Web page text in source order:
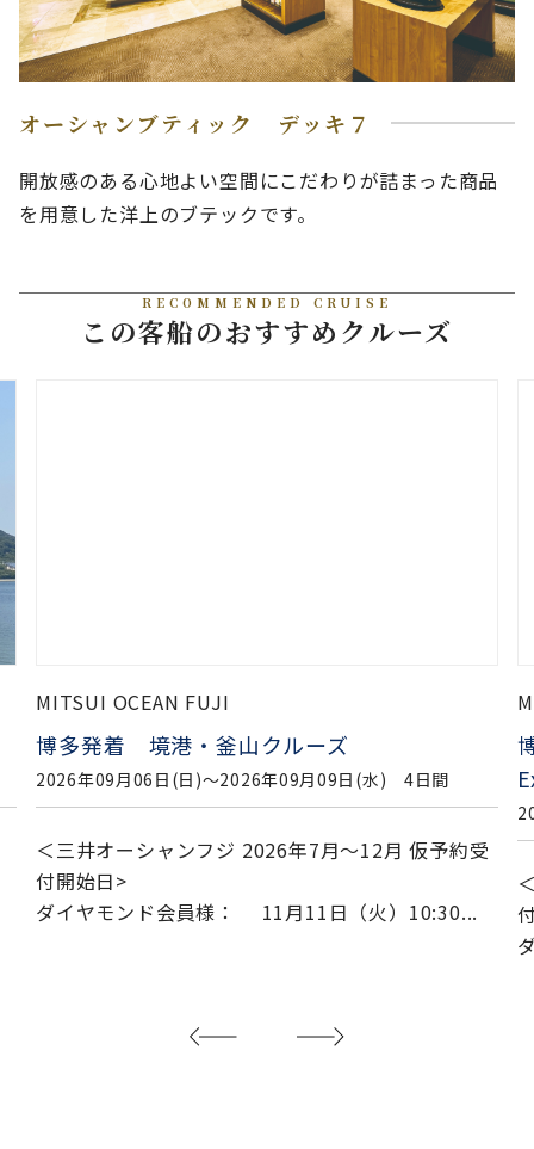
オーシャンブティック デッキ７
開放感のある心地よい空間にこだわりが詰まった商品
を用意した洋上のブテックです。
RECOMMENDED CRUISE
この客船のおすすめクルーズ
MITSUI OCEAN FUJI
博多発着 麗水クルーズ～2026World Island
Exhibition YEOSU KOREA～
2026年09月13日(日)〜2026年09月15日(火) 3日間
＜三井オーシャンフジ 2026年7月～12月 仮予約受
付開始日>
※